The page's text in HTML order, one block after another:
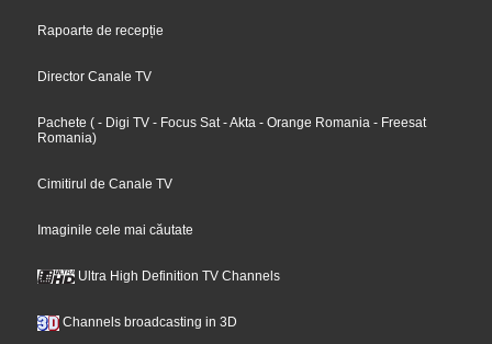
Rapoarte de recepție
Director Canale TV
Pachete (- Digi TV - Focus Sat- Akta - Orange Romania - Freesat
Romania)
Cimitirul de Canale TV
Imaginile cele mai căutate
Ultra High Definition TV Channels
Channels broadcasting in 3D